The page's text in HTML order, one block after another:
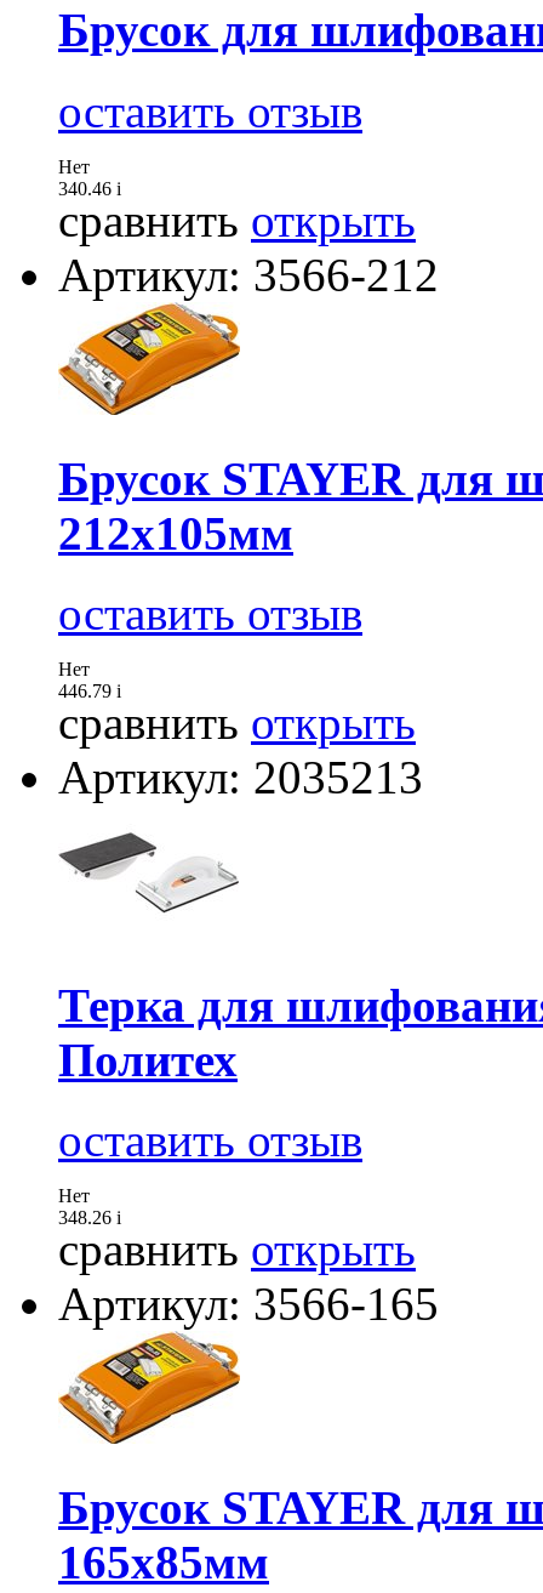
Брусок для
оставить отзыв
Нет
340.46 i
сравнить открыть
Артикул: 3566-212
Брусок STAYER для
212х105мм
оставить отзыв
Нет
446.79 i
сравнить открыть
Артикул: 2035213
Терка для
Политех
оставить отзыв
Нет
348.26 i
сравнить открыть
Артикул: 3566-165
Брусок STAYER для
165х85мм